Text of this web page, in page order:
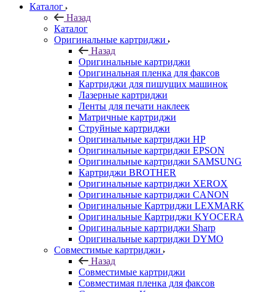
Каталог
Назад
Каталог
Оригинальные картриджи
Назад
Оригинальные картриджи
Оригинальная пленка для факсов
Картриджи для пишущих машинок
Лазерные картриджи
Ленты для печати наклеек
Матричные картриджи
Струйные картриджи
Оригинальные картриджи HP
Оригинальные картриджи EPSON
Оригинальные картриджи SAMSUNG
Картриджи BROTHER
Оригинальные картриджи XEROX
Оригинальные картриджи CANON
Оригинальные Картриджи LEXMARK
Оригинальные Картриджи KYOCERA
Оригинальные картриджи Sharp
Оригинальные картриджи DYMO
Совместимые картриджи
Назад
Совместимые картриджи
Совместимая пленка для факсов